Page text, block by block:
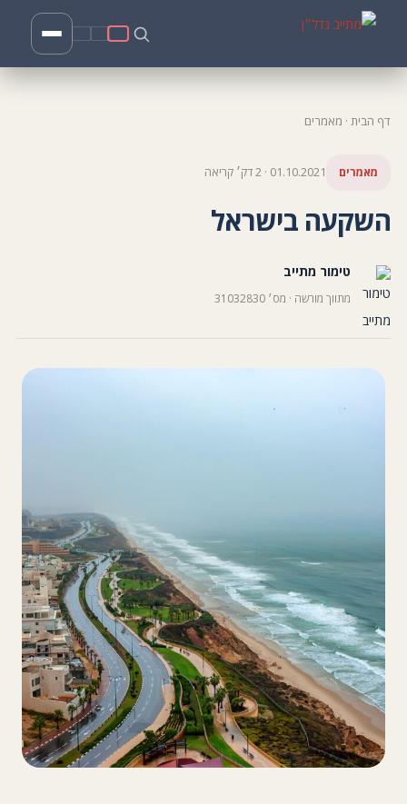
דף הבית · מאמרים
מאמרים 01.10.2021 · 2 דק׳ קריאה
השקעה בישראל
טימור מתייב
מתווך מורשה · מס׳ 31032830